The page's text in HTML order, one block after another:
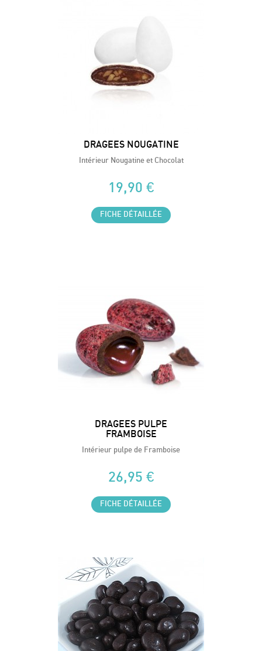
DRAGEES NOUGATINE
Intérieur Nougatine et Chocolat
19,90 €
FICHE DÉTAILLÉE
DRAGEES PULPE
FRAMBOISE
Intérieur pulpe de Framboise
26,95 €
FICHE DÉTAILLÉE